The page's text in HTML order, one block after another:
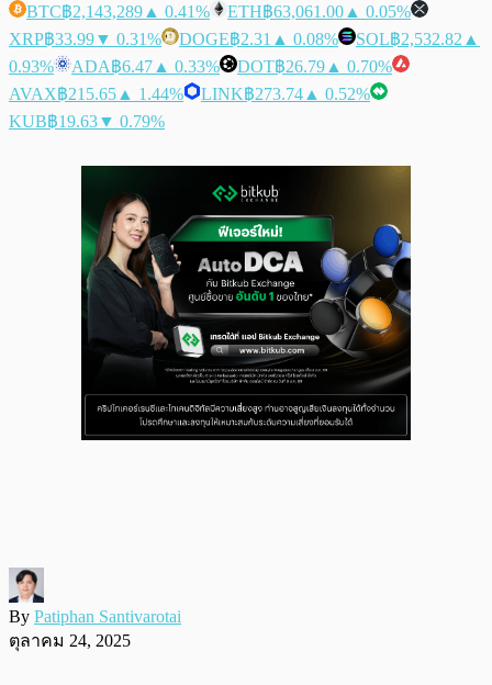
BTC฿2,143,289 ▲ 0.41% ETH฿63,061.00 ▲ 0.05%
XRP฿33.99▼ 0.31% DOGE฿2.31 ▲ 0.08% SOL฿2,532.82 ▲
0.93%
ADA฿6.47 ▲ 0.33% DOT฿26.79 ▲ 0.70%
AVAX฿215.65 ▲ 1.44% LINK฿273.74 ▲ 0.52%
KUB฿19.63▼ 0.79%
By Patiphan Santivarotai
ตุลาคม 24, 2025